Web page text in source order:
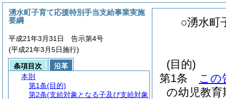
○湧水町
(目的)
第1条
この
の幼児教
湧水町子育て応援特別手当支給事業実施
要綱
平成21年3月31日 告示第4号
(平成21年3月5日施行)
条項目次
沿革
本則
第1条(目的)
第2条(支給対象となる子及び支給対象